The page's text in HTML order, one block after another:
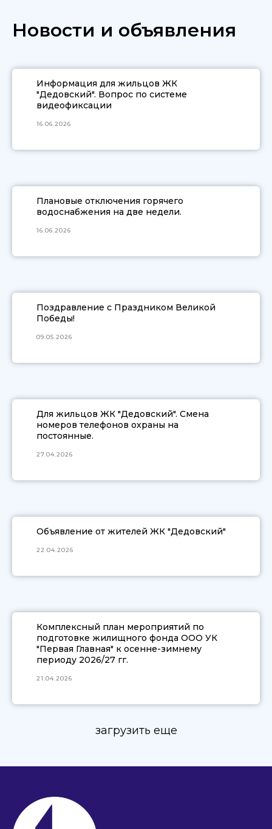
Новости и объявления
Информация для жильцов ЖК
"Дедовский". Вопрос по системе
видеофиксации
16.06.2026
Плановые отключения горячего
водоснабжения на две недели.
16.06.2026
Поздравление с Праздником Великой
Победы!
09.05.2026
Для жильцов ЖК "Дедовский". Смена
номеров телефонов охраны на
постоянные.
27.04.2026
Объявление от жителей ЖК "Дедовский"
22.04.2026
Комплексный план мероприятий по
подготовке жилищного фонда ООО УК
"Первая Главная" к осенне-зимнему
периоду 2026/27 гг.
21.04.2026
загрузить еще